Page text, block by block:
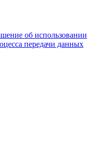
об использовании
передачи данных